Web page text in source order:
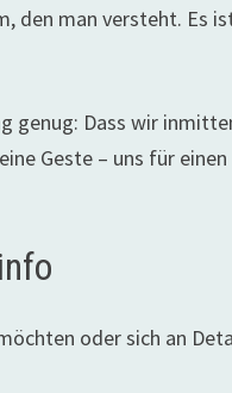
den man versteht.
genug: Dass wir
Geste – uns für
oder sich an